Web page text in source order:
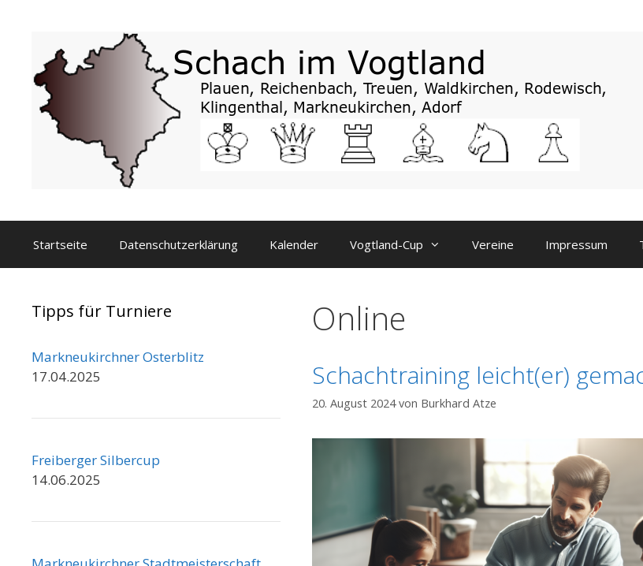
Startseite Datenschutzerklärung Kalender Vogtland-Cup Vereine Impressum
Online
Schachtraining leicht(er)
20. August 2024 von Burkhard Atze
Tipps für Turniere
Markneukirchner Osterblitz
17.04.2025
Freiberger Silbercup
14.06.2025